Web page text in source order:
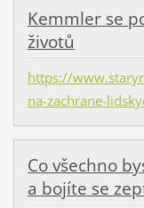
Kemmler se
životů
https://
na-zachrane-
Co všechno
a bojíte se